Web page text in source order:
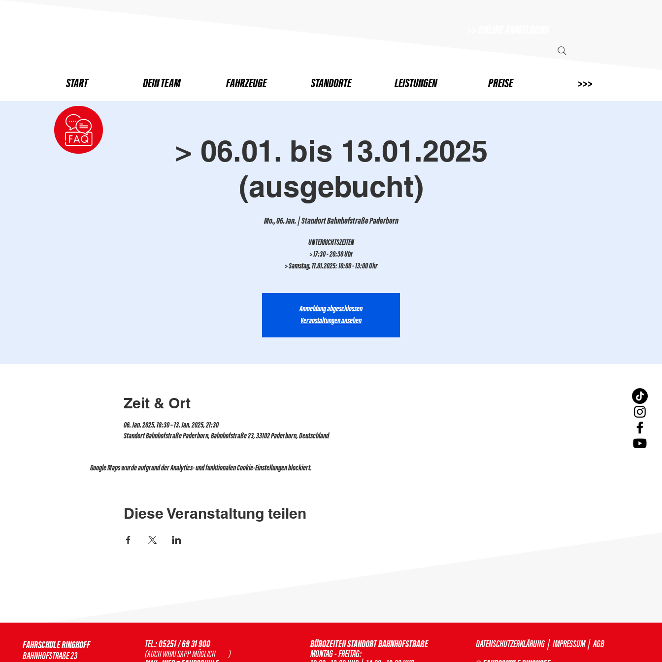
START DEIN TEAM FAHRZEUGE STANDORTE LEISTUNGEN PREISE >>>
> 06.01. bis 13.01.2025
(ausgebucht)
Mo., 06. Jan.
  |
Standort Bahnhofstraße Paderborn
UNTERRICHTSZEITEN
> 17:30 - 20:30 Uhr
> Samstag, 11.01.2025: 10:00 - 13:00 Uhr
Anmeldung abgeschlossen
Veranstaltungen ansehen
Zeit & Ort
06. Jan. 2025, 18:30 – 13. Jan. 2025, 21:30
Standort Bahnhofstraße Paderborn, Bahnhofstraße 23, 33102 Paderborn, Deutschland
Google Maps wurde aufgrund der Analytics- und funktionalen Cookie-Einstellungen blockiert.
Diese Veranstaltung teilen
FAHRSCHULE RINGHOFF
BAHNHOFSTRAßE 23
TEL.:05251 / 69 31 900
(AUCH WHATSAPP MÖGLICH )
BÜROZEITEN STANDORT BAHNHOFSTRAßE
MONTAG - FREITAG:
DATENSCHUTZERKLÄRUNG| IMPRESSUM|AGB